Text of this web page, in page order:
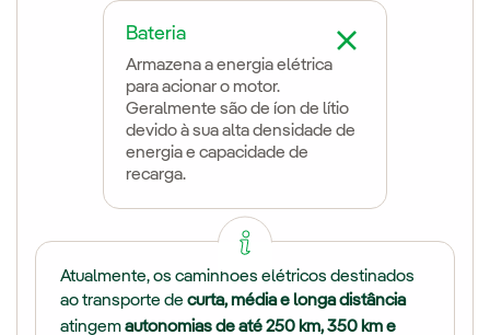
Bateria
Armazena a energia elétrica
para acionar o motor.
Geralmente são de íon de lítio
devido à sua alta densidade de
energia e capacidade de
recarga.
Atualmente, os caminhões elétricos destinados
ao transporte de curta, média e longa distância
atingemautonomias de até 250 km, 350 km e